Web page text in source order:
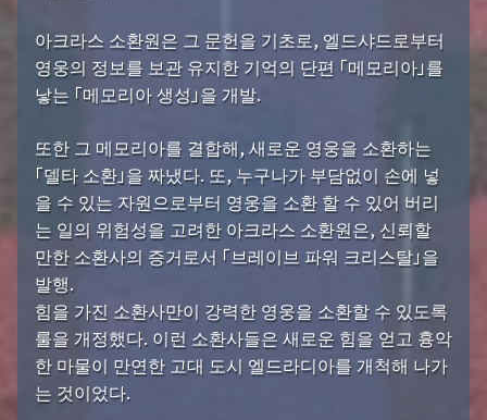
아크라스 소환원은 그 문헌을 기초로, 엘드샤드로부터
영웅의 정보를 보관 유지한 기억의 단편 「메모리아」를
낳는 「메모리아 생성」을 개발.
또한 그 메모리아를 결합해, 새로운 영웅을 소환하는
「델타 소환」을 짜냈다. 또, 누구나가 부담없이 손에 넣
을 수 있는 자원으로부터 영웅을 소환 할 수 있어 버리
는 일의 위험성을 고려한 아크라스 소환원은, 신뢰할
만한 소환사의 증거로서 「브레이브 파워 크리스탈」을
발행.
힘을 가진 소환사만이 강력한 영웅을 소환할 수 있도록
룰을 개정했다. 이런 소환사들은 새로운 힘을 얻고 흉악
한 마물이 만연한 고대 도시 엘드라디아를 개척해 나가
는 것이었다.